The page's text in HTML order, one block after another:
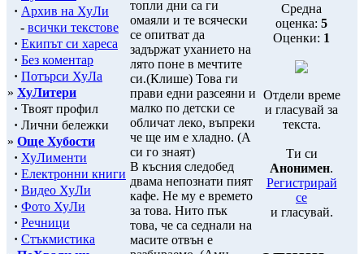
· Архив на ХуЛи
- всички текстове
· Екипът си хареса
· Без коментар
· Потърси ХуЛа
» ХуЛитери
· Твоят профил
· Лични бележки
» Още Хубости
· ХуЛименти
· Електронни книги
· Видео ХуЛи
· Фото ХуЛи
· Речници
· Стъкмистика
топли дни са ги
омаяли и те всячески
се опитват да
задържат уханието на
лято поне в мечтите
си.(Клише) Това ги
прави едни разсеяни и
малко по детски се
обличат леко, въпреки
че ще им е хладно. (А
си го знаят)
В късния следобед
двама непознати пият
кафе. Не му е времето
за това. Нито пък
това, че са седнали на
масите отвън е
Средна
оценка: 5
Оценки: 1
Отдели време
и гласувай за
текста.
Ти си
Анонимен.
Регистрирай
се
и гласувай.